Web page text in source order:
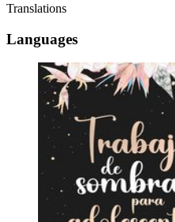
Translations
Languages